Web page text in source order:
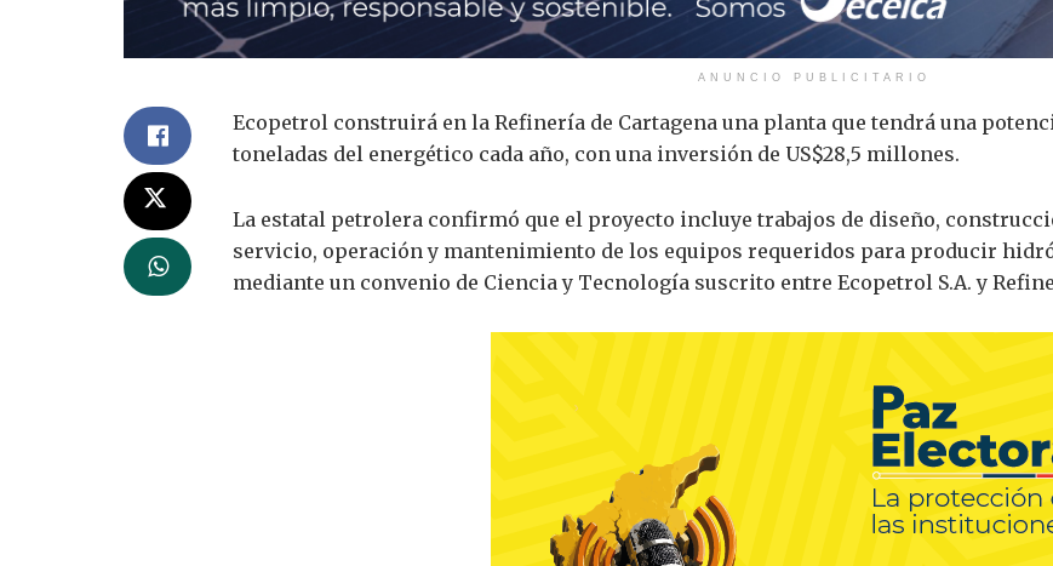
ANUNCIO PUBLICITARIO
Ecopetrol construirá en la Refinería de Cartagena una planta que tendrá una
toneladas del energético cada año, con una inversión de US$28,5 millones.
La estatal petrolera confirmó que el proyecto incluye trabajos de diseño,
servicio, operación y mantenimiento de los equipos requeridos para producir
mediante un convenio de Ciencia y Tecnología suscrito entre Ecopetrol S.A. y